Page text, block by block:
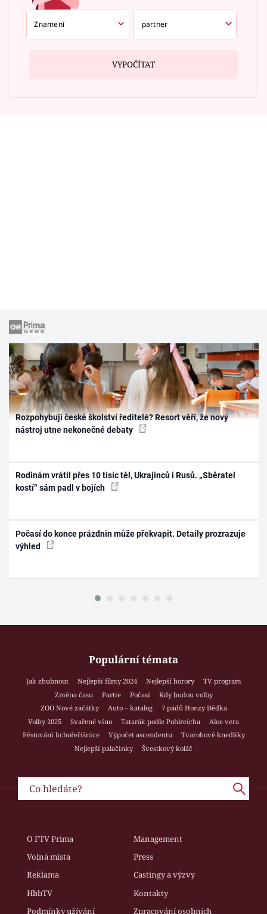
VYPOČÍTAT
Rozpohybují české školství ředitelé? Resort věří, že nový
nástroj utne nekonečné debaty
Rodinám vrátil přes 10 tisíc těl, Ukrajinců i Rusů. „Sběratel
kostí“ sám padl v bojích
Počasí do konce prázdnin může překvapit. Detaily prozrazuje
výhled
Populární témata
Jak zhubnout Nejlepší filmy 2024 Nejlepší horory
TV program
Změna času
Partie Počasí
Kdy budou volby
ZOO Nové začátky
Auto – katalog
7 pádů Honzy Dědka
Volby 2025
Svařené víno Tatarák podle Pohlreicha
Aloe vera
Pěstování lichořeřišnice
Výpočet ascendentu
Tvarohové knedlíky
Nejlepší palačinky
Švestkový koláč
O FTV Prima
Management
Volná místa
Press
Reklama
Castingy a výzvy
HbbTV
Kontakty
Podmínky užívání
Zpracování osobních